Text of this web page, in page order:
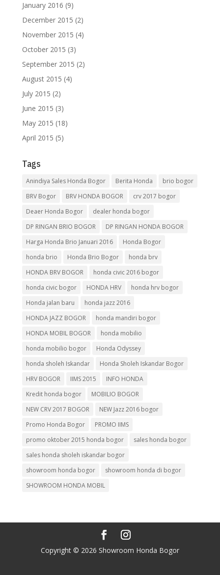
January 2016 (9)
December 2015 (2)
November 2015 (4)
October 2015 (3)
September 2015 (2)
August 2015 (4)
July 2015 (2)
June 2015 (3)
May 2015 (18)
April 2015 (5)
Tags
Anindiya Sales Honda Bogor Berita Honda
brio bogor
BRV Bogor
BRV HONDA BOGOR
crv 2017 bogor
Deaer Honda Bogor
dealer honda bogor
DP RINGAN BRIO BOGOR
DP RINGAN HONDA BOGOR
Harga Honda Brio Januari 2016
Honda Bogor
honda brio
Honda Brio Bogor
honda brv
HONDA BRV BOGOR
honda civic 2016 bogor
honda civic bogor
HONDA HRV
honda hrv bogor
Honda jalan baru
honda jazz 2016
HONDA JAZZ BOGOR
honda mandiri bogor
HONDA MOBIL BOGOR
honda mobilio
honda mobilio bogor
Honda Odyssey
honda sholeh Iskandar
Honda Sholeh Iskandar Bogor
HRV BOGOR
IIMS 2015
INFO HONDA
Kredit honda bogor
MOBILIO BOGOR
NEW CRV 2017 BOGOR
NEW Jazz 2016 bogor
Promo Honda Bogor
PROMO IIMS
promo oktober 2015 honda bogor
sales honda bogor
sales honda sholeh iskandar bogor
showroom honda bogor
showroom honda di bogor
SHOWROOM HONDA MOBIL
Copyright © 2026 Showroom Honda Bogor